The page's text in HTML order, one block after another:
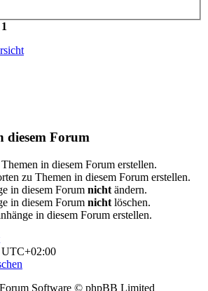
1
diesem Forum
in diesem Forum erstellen.
zu Themen in diesem Forum erstellen.
in diesem Forum nicht ändern.
in diesem Forum nicht löschen.
in diesem Forum erstellen.
UTC+02:00
Software © phpBB Limited